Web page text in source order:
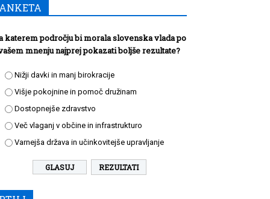
katerem področju bi morala slovenska vlada po
mnenju najprej pokazati boljše rezultate?
Nižji davki in manj birokracije
Višje pokojnine in pomoč družinam
Dostopnejše zdravstvo
Več vlaganj v občine in infrastrukturo
Varnejša država in učinkovitejše upravljanje
REZULTATI